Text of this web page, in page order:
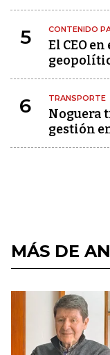
5 CONTENIDO
El CEO
6 TRANSPORTE
Noguera
gestión
MÁS DE